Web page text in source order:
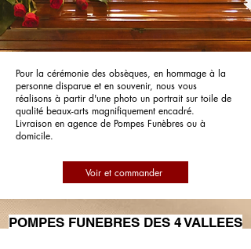
Pour la cérémonie des obsèques, en hommage à la
personne disparue et en souvenir, nous vous
réalisons à partir d'une photo un portrait sur toile de
qualité beaux-arts magnifiquement encadré.
Livraison en agence de Pompes Funèbres ou à
domicile.
Voir et commander
POMPES FUNEBRES DES 4 VALLEES